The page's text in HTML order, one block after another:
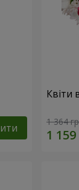
Квіти
1 364